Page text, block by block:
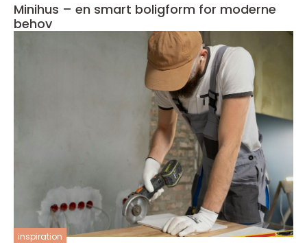
Minihus – en smart boligform for moderne
behov
inspiration